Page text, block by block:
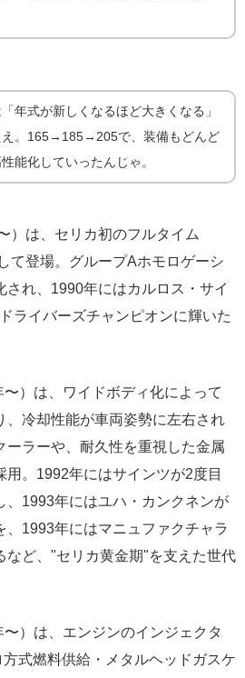
年式が新しくなるほど大きくなる」
え。165→185→205で、装備もどんど
能化していったんじゃ。
）は、セリカ初のフルタイム
て登場。グループAホモロゲーシ
され、1990年にはカルロス・サイ
ライバーズチャンピオンに輝いた
〜）は、ワイドボディ化によって
、冷却性能が車両姿勢に左右され
ーラーや、耐久性を重視した金属
用。1992年にはサインツが2度目
、1993年にはユハ・カンクネンが
、1993年にはマニュファクチャラ
など、"セリカ黄金期"を支えた世代
〜）は、エンジンのインジェクタ
式燃料供給・メタルヘッドガスケ